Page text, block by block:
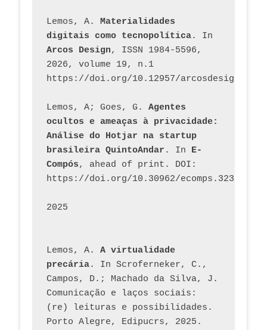
Lemos, A. Materialidades
digitais como tecnopolítica
Arcos Design, ISSN 1984-5596,
2026, volume 19, n.1
https://doi.org/10.12957/
Lemos, A; Goes, G. Agentes
ocultos e ameaças à privacidade:
Análise do Hotjar na startup
brasileira QuintoAndar . In E-
Compós, ahead of print. DOI:
https://doi.org/10.30962/ecomps.3231
2025
Lemos, A. A virtualidade
precária. In Scroferneker, C.,
Campos, D.; Machado da Silva, J.
Comunicação e laços sociais:
(re) leituras e possibilidades.
Porto Alegre, Edipucrs, 2025.